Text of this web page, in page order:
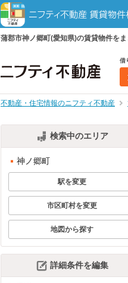
蒲郡市神ノ郷町(愛知県)の賃貸物件を
借
不動産・住宅情報のニフティ不動産
検索中のエリア
神ノ郷町
駅を変更
市区町村を変更
地図から探す
詳細条件を編集